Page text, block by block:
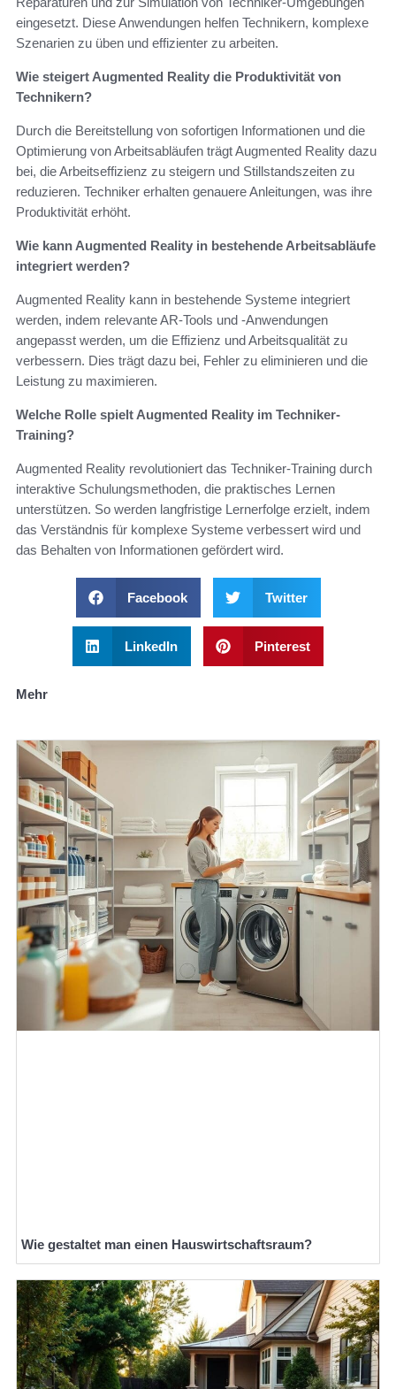
eingesetzt. Diese Anwendungen helfen Technikern, komplexe
Szenarien zu üben und effizienter zu arbeiten.
Wie steigert Augmented Reality die Produktivität von
Technikern?
Durch die Bereitstellung von sofortigen Informationen und die
Optimierung von Arbeitsabläufen trägt Augmented Reality dazu
bei, die Arbeitseffizienz zu steigern und Stillstandszeiten zu
reduzieren. Techniker erhalten genauere Anleitungen, was ihre
Produktivität erhöht.
Wie kann Augmented Reality in bestehende Arbeitsabläufe
integriert werden?
Augmented Reality kann in bestehende Systeme integriert
werden, indem relevante AR-Tools und -Anwendungen
angepasst werden, um die Effizienz und Arbeitsqualität zu
verbessern. Dies trägt dazu bei, Fehler zu eliminieren und die
Leistung zu maximieren.
Welche Rolle spielt Augmented Reality im Techniker-
Training?
Augmented Reality revolutioniert das Techniker-Training durch
interaktive Schulungsmethoden, die praktisches Lernen
unterstützen. So werden langfristige Lernerfolge erzielt, indem
das Verständnis für komplexe Systeme verbessert wird und
das Behalten von Informationen gefördert wird.
Facebook Twitter
LinkedIn Pinterest
Mehr
Wie gestaltet man einen Hauswirtschaftsraum?